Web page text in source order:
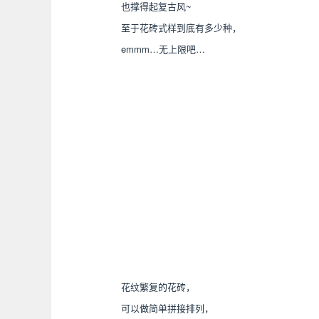
也撑得起复古风~
至于花砖式样到底有多少种，
emmm…无上限吧…
花纹繁复的花砖，
可以做简单拼接排列，